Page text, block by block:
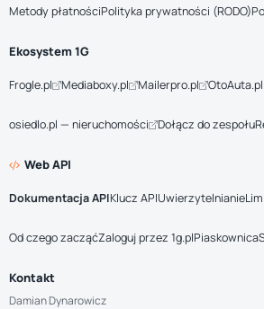
Metody płatnościPolityka prywatności (RODO)
Ekosystem 1G
Frogle.pl Mediaboxy.pl Mailerpro.pl
osiedlo.pl — nieruchomości Dołącz do zespołu
Web API
Dokumentacja APIKlucz APIUwierzytelnianie
Od czego zacząćZaloguj przez 1g.plPiaskownica
Kontakt
Damian Dynarowicz